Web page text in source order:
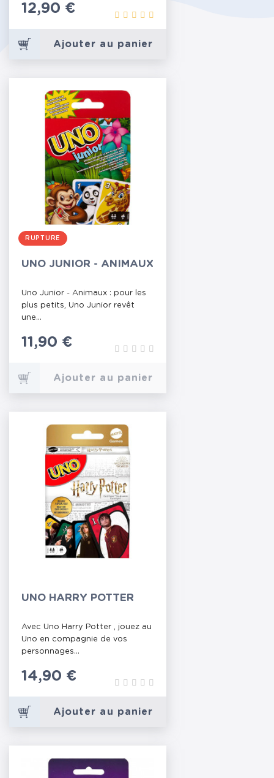
Prix
12,90 €
Ajouter au panier
RUPTURE
UNO JUNIOR - ANIMAUX
Uno Junior - Animaux : pour les
plus petits, Uno Junior revêt
une...
Prix
11,90 €
Ajouter au panier
UNO HARRY POTTER
Avec Uno Harry Potter , jouez au
Uno en compagnie de vos
personnages...
Prix
14,90 €
Ajouter au panier